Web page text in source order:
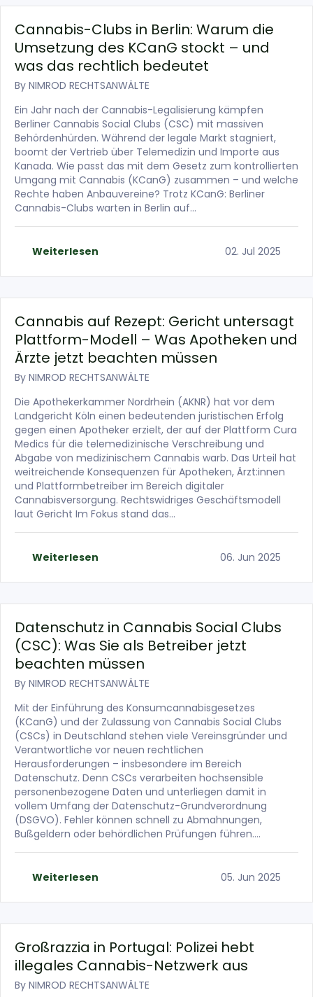
Cannabis-Clubs in Berlin: Warum die
Umsetzung des KCanG stockt – und
was das rechtlich bedeutet
By NIMROD RECHTSANWÄLTE
Ein Jahr nach der Cannabis-Legalisierung kämpfen
Berliner Cannabis Social Clubs (CSC) mit massiven
Behördenhürden. Während der legale Markt stagniert,
boomt der Vertrieb über Telemedizin und Importe aus
Kanada. Wie passt das mit dem Gesetz zum kontrollierten
Umgang mit Cannabis (KCanG) zusammen – und welche
Rechte haben Anbauvereine? Trotz KCanG: Berliner
Cannabis-Clubs warten in Berlin auf…
Weiterlesen 02. Jul 2025
Cannabis auf Rezept: Gericht untersagt
Plattform-Modell – Was Apotheken und
Ärzte jetzt beachten müssen
By NIMROD RECHTSANWÄLTE
Die Apothekerkammer Nordrhein (AKNR) hat vor dem
Landgericht Köln einen bedeutenden juristischen Erfolg
gegen einen Apotheker erzielt, der auf der Plattform Cura
Medics für die telemedizinische Verschreibung und
Abgabe von medizinischem Cannabis warb. Das Urteil hat
weitreichende Konsequenzen für Apotheken, Ärzt:innen
und Plattformbetreiber im Bereich digitaler
Cannabisversorgung. Rechtswidriges Geschäftsmodell
laut Gericht Im Fokus stand das…
Weiterlesen 06. Jun 2025
Datenschutz in Cannabis Social Clubs
(CSC): Was Sie als Betreiber jetzt
beachten müssen
By NIMROD RECHTSANWÄLTE
Mit der Einführung des Konsumcannabisgesetzes
(KCanG) und der Zulassung von Cannabis Social Clubs
(CSCs) in Deutschland stehen viele Vereinsgründer und
Verantwortliche vor neuen rechtlichen
Herausforderungen – insbesondere im Bereich
Datenschutz. Denn CSCs verarbeiten hochsensible
personenbezogene Daten und unterliegen damit in
vollem Umfang der Datenschutz-Grundverordnung
(DSGVO). Fehler können schnell zu Abmahnungen,
Bußgeldern oder behördlichen Prüfungen führen….
Weiterlesen 05. Jun 2025
Großrazzia in Portugal: Polizei hebt
illegales Cannabis-Netzwerk aus
By NIMROD RECHTSANWÄLTE